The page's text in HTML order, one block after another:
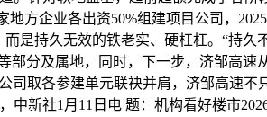
方企业各出资50%组建项目公司，
是持久无效的铁老实、硬杠杠。“持
分及属地，同时，下一步，济邹高速
取各参建单元联袂并肩，济邹高速不
新社1月11日电 题：机构看好楼市